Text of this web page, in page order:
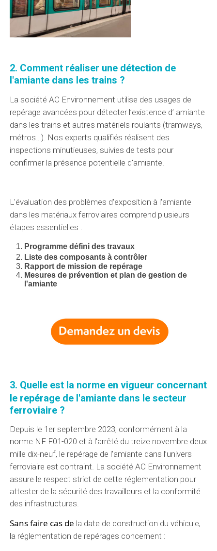
2. Comment réaliser une détection de
l'amiante dans les trains ?
La société AC Environnement utilise des usages de
repérage avancées pour détecter l’existence d’ amiante
dans les trains et autres matériels roulants (tramways,
métros… ). Nos experts qualifiés réalisent des
inspections minutieuses, suivies de tests pour
confirmerla présence potentielle d'amiante.
L'évaluation des problèmes d'exposition à l'amiante
dans les matériaux ferroviaires comprend plusieurs
étapes essentielles :
Programme défini des travaux
Liste des composants à contrôler
Rapport de mission de repérage
Mesures de prévention et plan de gestion de
l'amiante
3. Quelle est la norme en vigueur concernant
le repérage de l'amiante dans le secteur
ferroviaire ?
Depuis le 1er septembre 2023, conformément à la
norme NF F01-020 et à l'arrêté du treize novembre deux
mille dix-neuf, le repérage de l'amiante dans l’univers
ferroviaire est contraint La société AC Environnement
assure le respect strict de cette réglementation pour
attester de la sécurité des travailleurs et la conformité
des infrastructures.
Sans faire cas de la date de construction du véhicule,
la réglementation de repérages concernent :